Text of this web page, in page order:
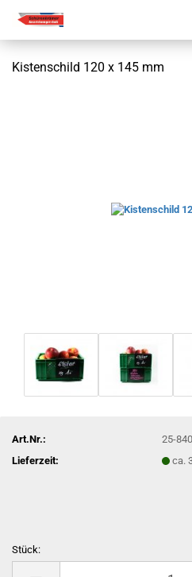
Kistenschild 120 x 145 mm
Art.Nr.:
25-
Lieferzeit:
ca.
Stück: